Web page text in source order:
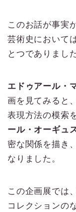
このお話が事実
芸術史において
とつでありました
エドゥアール・
画を見てみると
表現方法の模索
ール・オーギュ
密な関係を描き
なりました。
この企画展では
コレクションの